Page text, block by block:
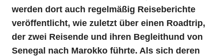
werden dort auch regelmäßig Reiseberichte
veröffentlicht, wie zuletzt über einen Roadtrip,
der zwei Reisende und ihren Begleithund von
Senegal nach Marokko führte. Als sich deren